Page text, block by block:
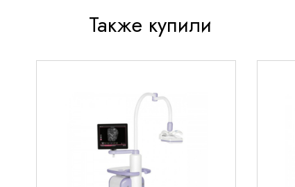
Удобные крепления для фиксации
Технические параметры
Физические параметры
Общий объем: 25 литров
Также купили